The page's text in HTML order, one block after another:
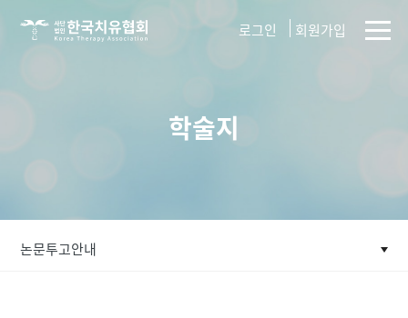
사단법인
로그인 회원가입
학술지
논문투고안내